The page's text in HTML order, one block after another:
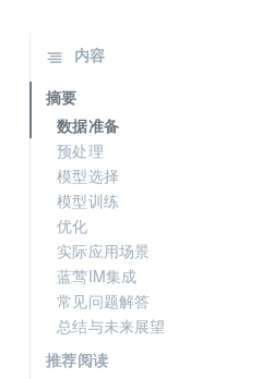
内容
摘要
数据准备
预处理
模型选择
模型训练
优化
实际应用场景
蓝莺IM集成
常见问题解答
总结与未来展望
推荐阅读